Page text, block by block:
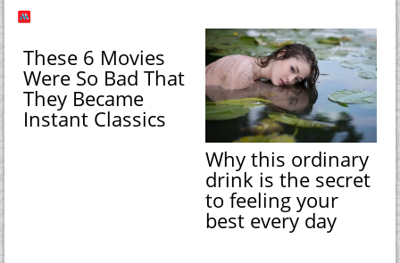
These 6 Movies
Were So Bad That
They Became
Instant Classics
Why this ordinary
drink is the secret
to feeling your
best every day